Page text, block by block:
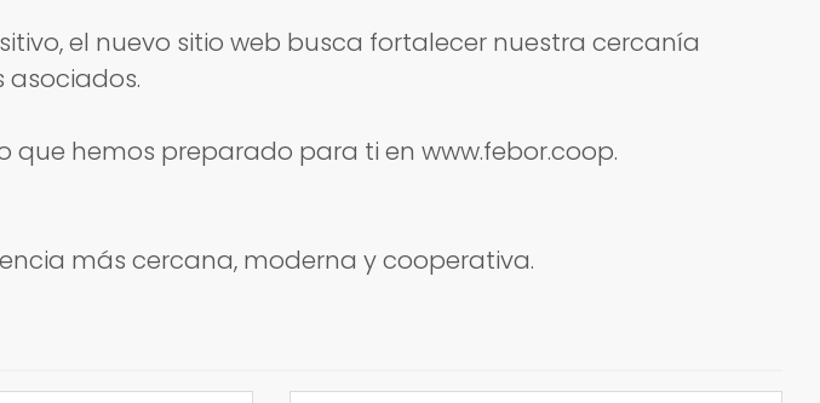
el nuevo sitio web busca fortalecer nuestra cercanía
asociados.
que hemos preparado para ti en www.febor.coop.
más cercana, moderna y cooperativa.